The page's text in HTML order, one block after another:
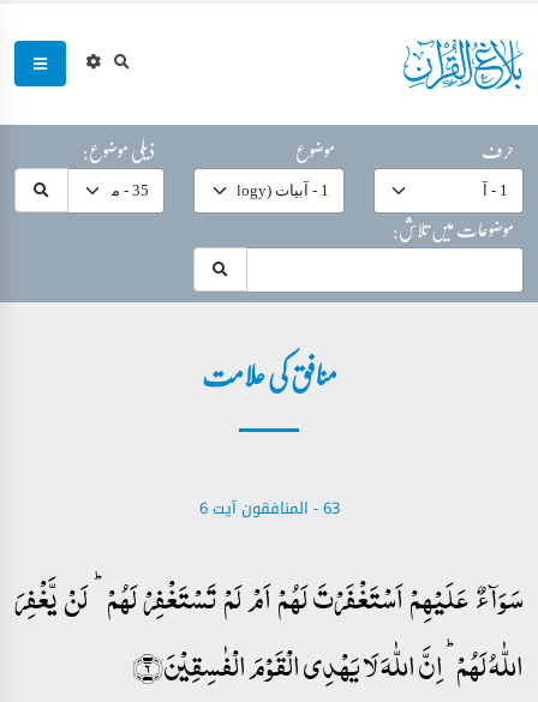
حرف موضوع
ذیلی موضوع:
موضوعات میں تلاش:
منافق کی علامت
63 - ‎المنافقون آیت 6
سَوَآءٌ عَلَیۡہِمۡ اَسۡتَغۡفَرۡتَ لَہُمۡ اَمۡ لَمۡ تَسۡتَغۡفِرۡ لَہُمۡ ؕ لَنۡ یَّغۡفِرَ
اللّٰہُ لَہُمۡ ؕ اِنَّ اللّٰہَ لَا یَہۡدِی الۡقَوۡمَ الۡفٰسِقِیۡنَ﴿۶﴾